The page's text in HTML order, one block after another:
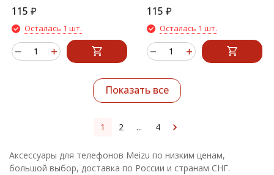
115 ₽
Осталась 1 шт.
115 ₽
Осталась 1 шт.
Показать все
1 2 ... 4
Аксессуары для телефонов Meizu по низким ценам,
большой выбор, доставка по России и странам СНГ.